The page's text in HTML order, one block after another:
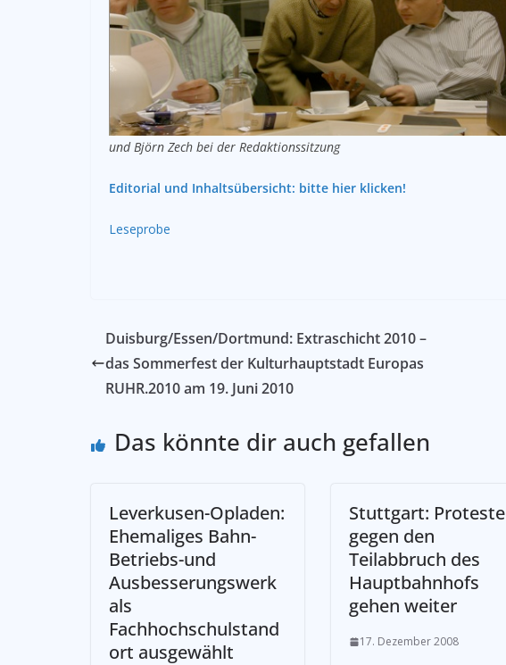
und Björn Zech bei der Redaktionssitzung
Editorial und Inhaltsübersicht: bitte hier klicken!
Lesep­robe
Duisburg/Essen/Dortmund: Extraschicht 2010 –
das Sommerfest der Kulturhauptstadt Europas
RUHR.2010 am 19. Juni 2010
Das könnte dir auch gefallen
Leverkusen-Opladen:
Ehemaliges Bahn-
Betriebs-und
Ausbesserungswerk
als
Fachhochschulstand
ort ausgewählt
Stuttgart: Proteste
gegen den
Teilabbruch des
Hauptbahnhofs
gehen weiter
17. Dezember 2008